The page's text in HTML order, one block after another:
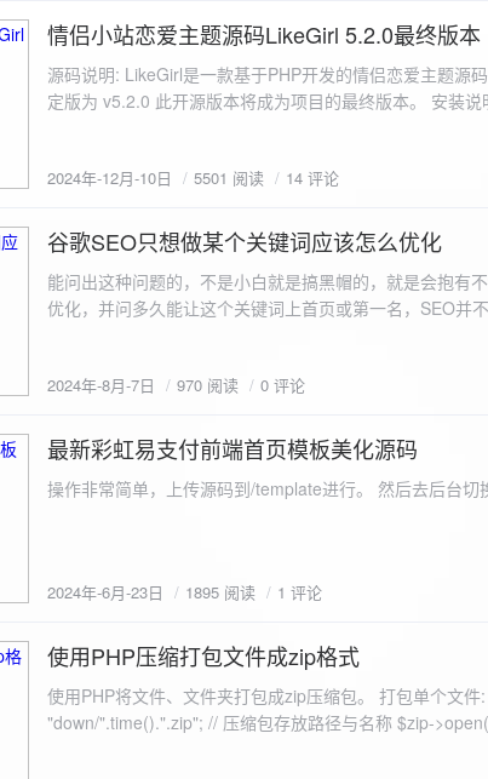
www.52pojie.cn
2024-12-10
情侣小站恋爱主题源码LikeGirl 5.2.0最终版本
源码说明: LikeGirl是一款基于PHP开发的情侣恋爱主题源
定版为 v5.2.0 此开源版本将成为项目的最终版本。 安装
2024年-12月-10日 5501 阅读 14 评论
2024-8-7
谷歌SEO只想做某个关键词应该怎么优化
能问出这种问题的，不是小白就是搞黑帽的，就是会抱有
优化，并问多久能让这个关键词上首页或第一名，SEO并
2024年-8月-7日 970 阅读 0 评论
2024-6-23
最新彩虹易支付前端首页模板美化源码
操作非常简单，上传源码到/template进行。 然后去后台切
2024年-6月-23日 1895 阅读 1 评论
2024-6-12
使用PHP压缩打包文件成zip格式
使用PHP将文件、文件夹打包成zip压缩包。 打包单个文
"down/".time().".zip"; // 压缩包存放路径与名称 $zip->open($zip_filename, ZIPARCHIVE::CREATE); // 打